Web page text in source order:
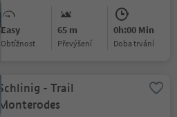
Easy
Obtížnost
65 m
Převýšení
0h:00 Min
doba trvání
Schlinig - Trail
Monterodes